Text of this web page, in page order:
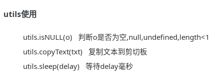
utils使用
utils.isNULL(o)
判断o是否为空,null,undefined,length<1
utils.copyText(txt)
复制文本到剪切板
utils.sleep(delay)
等待delay毫秒